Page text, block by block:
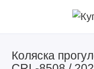
Коляска